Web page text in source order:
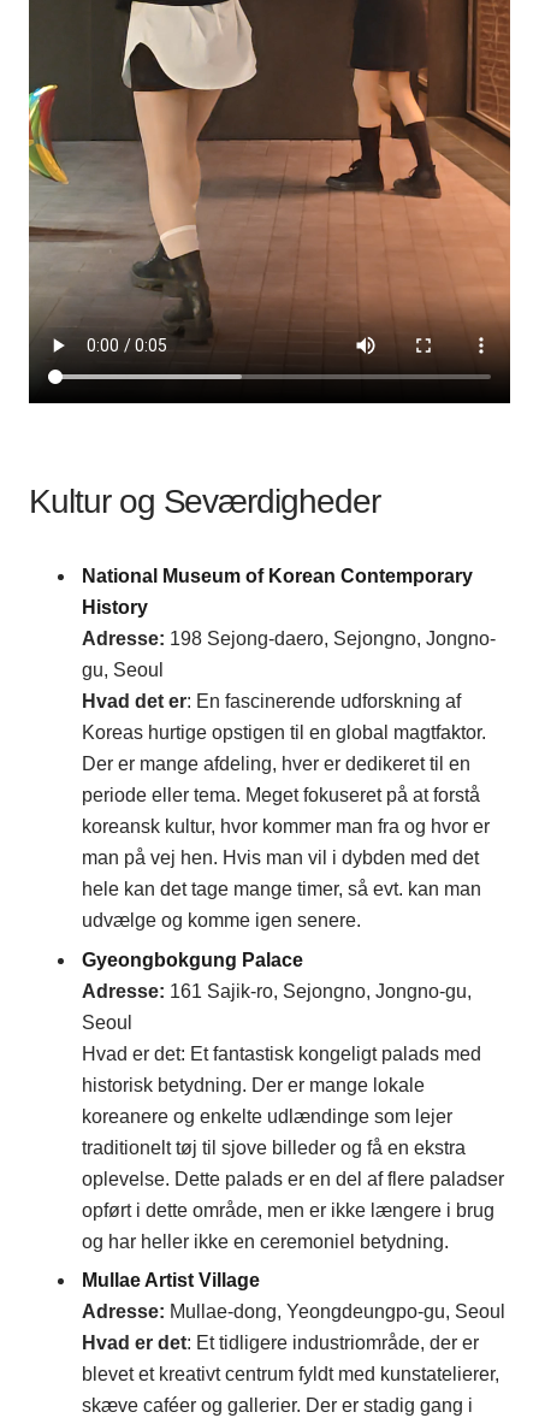
Kultur og Seværdigheder
National Museum of Korean Contemporary
History
Adresse: 198 Sejong-daero, Sejongno, Jongno-
gu, Seoul
Hvad det er: En fascinerende udforskning af
Koreas hurtige opstigen til en global magtfaktor.
Der er mange afdeling, hver er dedikeret til en
periode eller tema. Meget fokuseret på at forstå
koreansk kultur, hvor kommer man fra og hvor er
man på vej hen. Hvis man vil i dybden med det
hele kan det tage mange timer, så evt. kan man
udvælge og komme igen senere.
Gyeongbokgung Palace
Adresse: 161 Sajik-ro, Sejongno, Jongno-gu,
Seoul
Hvad er det: Et fantastisk kongeligt palads med
historisk betydning. Der er mange lokale
koreanere og enkelte udlændinge som lejer
traditionelt tøj til sjove billeder og få en ekstra
oplevelse. Dette palads er en del af flere paladser
opført i dette område, men er ikke længere i brug
og har heller ikke en ceremoniel betydning.
Mullae Artist Village
Adresse: Mullae-dong, Yeongdeungpo-gu, Seoul
Hvad er det: Et tidligere industriområde, der er
blevet et kreativt centrum fyldt med kunstatelierer,
skæve caféer og gallerier. Der er stadig gang i